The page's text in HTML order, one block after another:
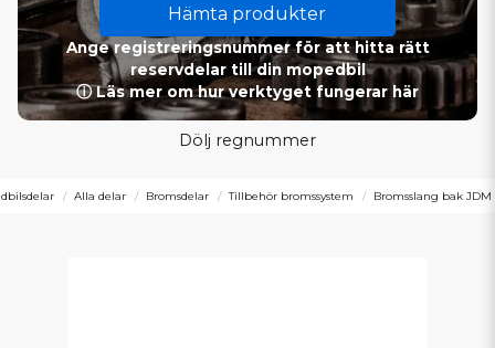
Hämta produkter
Ange registreringsnummer för att hitta rätt
reservdelar till din mopedbil
ⓘ Läs mer om hur verktyget fungerar här
Dölj regnummer
Alla delar Bromsdelar Tillbehör bromssystem Bromsslang bak JDM